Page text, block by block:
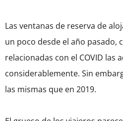
Las ventanas de reserva de
un poco desde el año pasado,
relacionadas con el COVID las
considerablemente. Sin
las mismas que en 2019.